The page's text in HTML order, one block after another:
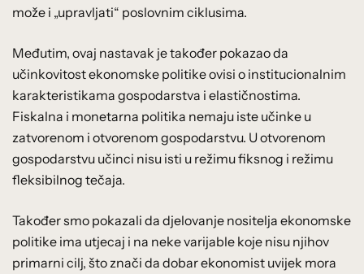
može i „upravljati“ poslovnim ciklusima.
Međutim, ovaj nastavak je također pokazao da
učinkovitost ekonomske politike ovisi o institucionalnim
karakteristikama gospodarstva i elastičnostima.
Fiskalna i monetarna politika nemaju iste učinke u
zatvorenom i otvorenom gospodarstvu. U otvorenom
gospodarstvu učinci nisu isti u režimu fiksnog i režimu
fleksibilnog tečaja.
Također smo pokazali da djelovanje nositelja ekonomske
politike ima utjecaj i na neke varijable koje nisu njihov
primarni cilj, što znači da dobar ekonomist uvijek mora